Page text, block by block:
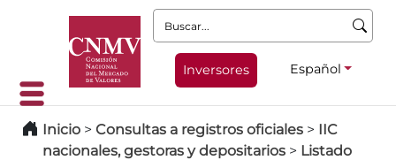
Buscar:
Inversores Español
Inicio > Consultas a registros oficiales > IIC
nacionales, gestoras y depositarios > Listado